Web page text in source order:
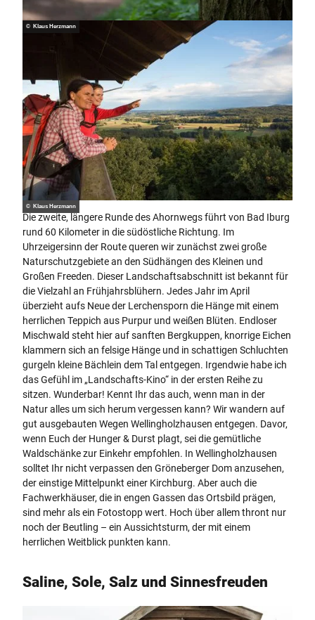
© Klaus Herzmann
© Klaus Herzmann
Die zweite, längere Runde des Ahornwegs führt von Bad Iburg
rund 60 Kilometer in die südöstliche Richtung. Im
Uhrzeigersinn der Route queren wir zunächst zwei große
Naturschutzgebiete an den Südhängen des Kleinen und
Großen Freeden. Dieser Landschaftsabschnitt ist bekannt für
die Vielzahl an Frühjahrsblühern. Jedes Jahr im April
überzieht aufs Neue der Lerchensporn die Hänge mit einem
herrlichen Teppich aus Purpur und weißen Blüten. Endloser
Mischwald steht hier auf sanften Bergkuppen, knorrige Eichen
klammern sich an felsige Hänge und in schattigen Schluchten
gurgeln kleine Bächlein dem Tal entgegen. Irgendwie habe ich
das Gefühl im „Landschafts-Kino“ in der ersten Reihe zu
sitzen. Wunderbar! Kennt Ihr das auch, wenn man in der
Natur alles um sich herum vergessen kann? Wir wandern auf
gut ausgebauten Wegen Wellingholzhausen entgegen. Davor,
wenn Euch der Hunger & Durst plagt, sei die gemütliche
Waldschänke zur Einkehr empfohlen. In Wellingholzhausen
solltet Ihr nicht verpassen den Gröneberger Dom anzusehen,
der einstige Mittelpunkt einer Kirchburg. Aber auch die
Fachwerkhäuser, die in engen Gassen das Ortsbild prägen,
sind mehr als ein Fotostopp wert. Hoch über allem thront nur
noch der Beutling – ein Aussichtsturm, der mit einem
herrlichen Weitblick punkten kann.
Saline, Sole, Salz und Sinnesfreuden